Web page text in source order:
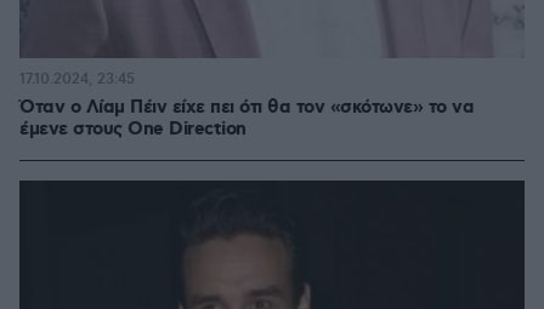
Όταν ο Λίαμ Πέιν είχε πει ότι θα τον «σκότωνε» το να
έμενε στους One Direction
17.10.2024, 23:45